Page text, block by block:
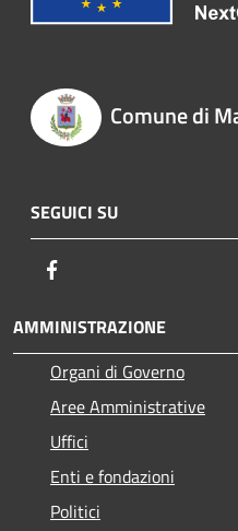
Comune di
SEGUICI SU
AMMINISTRAZIONE
Organi di Governo
Aree Amministrative
Uffici
Enti e fondazioni
Politici